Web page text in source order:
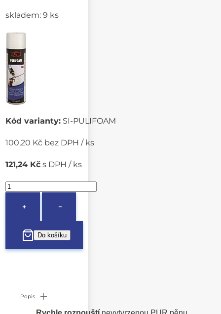
skladem: 9 ks
Kód varianty: SI-PULIFOAM
100,20 Kč bez DPH / ks
121,24 Kč s DPH / ks
+ −
Popis